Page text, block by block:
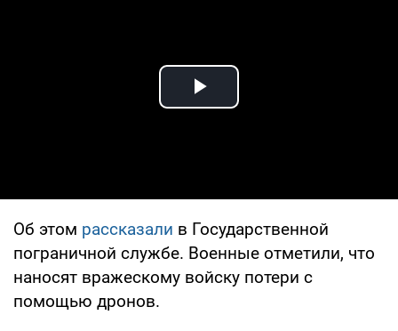
Play Video
Об этом рассказали в Государственной
пограничной службе. Военные отметили, что
наносят вражескому войску потери с
помощью дронов.